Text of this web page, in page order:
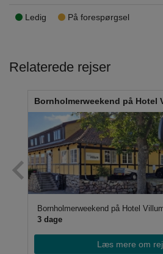
Ledig På forespørgsel
Relaterede rejser
Bornholmerweekend på Hotel
Bornholmerweekend på Hotel
3 dage
Læs mere om